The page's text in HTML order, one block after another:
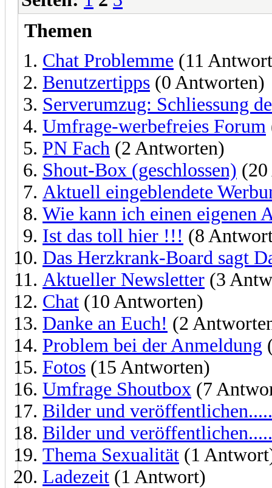
Themen
Chat Problemme (11
Benutzertipps (0 Antworten)
Serverumzug: Schliessung
Umfrage-werbefreies Forum
PN Fach (2 Antworten)
Shout-Box (geschlossen)
Aktuell eingeblendete
Wie kann ich einen eigenen
Ist das toll hier !!! (8
Das Herzkrank-Board sagt
Aktueller Newsletter (3
Chat (10 Antworten)
Danke an Euch! (2
Problem bei der Anmeldung
Fotos (15 Antworten)
Umfrage Shoutbox (7
Bilder und veröffentlichen.....
Bilder und veröffentlichen.....
Thema Sexualität (1
Ladezeit (1 Antwort)